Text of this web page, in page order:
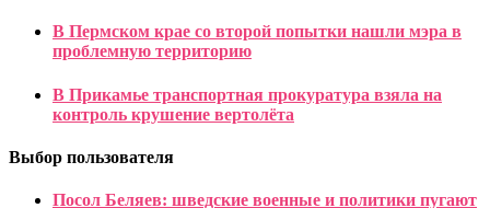
В Пермском крае со второй попытки нашли мэра в
проблемную территорию
В Прикамье транспортная прокуратура взяла на
контроль крушение вертолёта
Выбор пользователя
Посол Беляев: шведские военные и политики пугают